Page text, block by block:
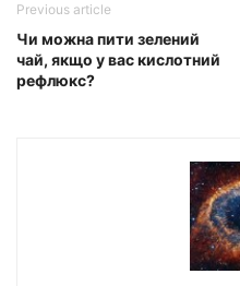
Previous article
Чи можна пити зелений
чай, якщо у вас кислотний
рефлюкс?